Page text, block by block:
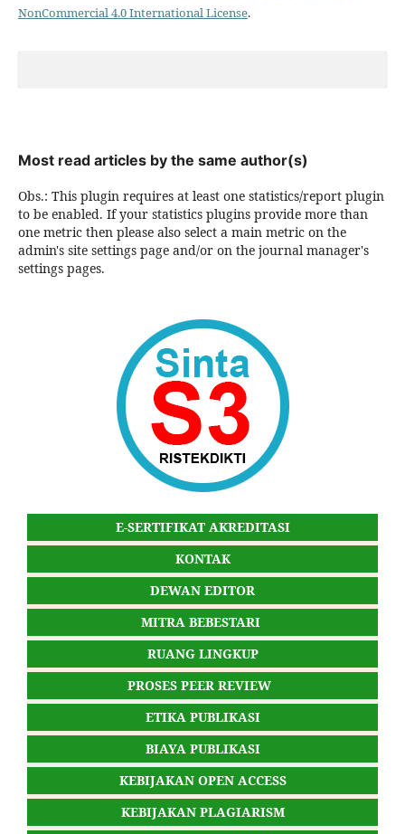
NonCommercial 4.0 International License.
Most read articles by the same author(s)
Obs.: This plugin requires at least one statistics/report plugin
to be enabled. If your statistics plugins provide more than
one metric then please also select a main metric on the
admin's site settings page and/or on the journal manager's
settings pages.
E-SERTIFIKAT AKREDITASI
KONTAK
DEWAN EDITOR
MITRA BEBESTARI
RUANG LINGKUP
PROSES PEER REVIEW
ETIKA PUBLIKASI
BIAYA PUBLIKASI
KEBIJAKAN OPEN ACCESS
KEBIJAKAN PLAGIARISM